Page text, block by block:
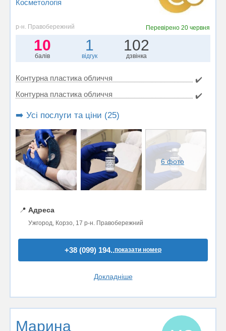
Косметологія
р-н. Правобережний Перевірено20 червня
10
балів
1
відгук
102
дзвінка
Контурна пластика обличчя
✔️
Контурна пластика обличчя
✔️
➡️ Усі послуги та ціни (25)
6 фото
📍 Адреса
Ужгород, Корзо, 17 р-н. Правобережний
+38 (099) 194..показати номер
Докладніше
Марина